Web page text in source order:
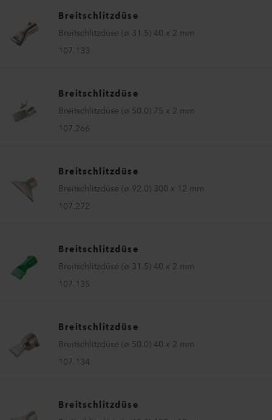
Breitschlitzdüse
Breitschlitzdüse (ø 31.5) 40 x 2 mm
107.133
Breitschlitzdüse
Breitschlitzdüse (ø 50.0) 75 x 2 mm
107.266
Breitschlitzdüse
Breitschlitzdüse (ø 92.0) 300 x 12 mm
107.272
Breitschlitzdüse
Breitschlitzdüse (ø 31.5) 40 x 2 mm
107.135
Breitschlitzdüse
Breitschlitzdüse (ø 50.0) 40 x 2 mm
107.134
Breitschlitzdüse